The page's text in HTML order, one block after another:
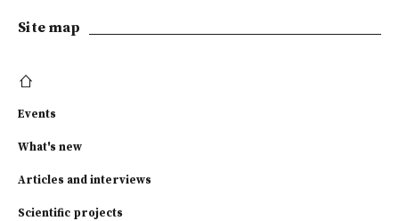
Site map
Events
What's new
Articles and interviews
Scientific projects